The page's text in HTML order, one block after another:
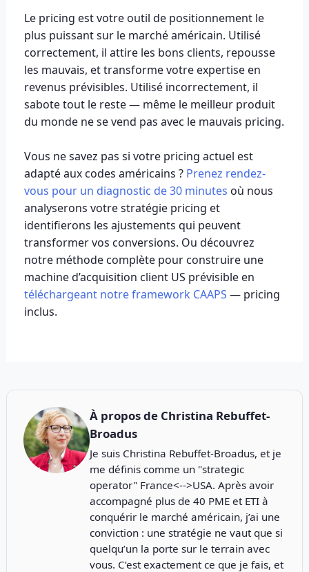
Le pricing est votre outil de positionnement le
plus puissant sur le marché américain. Utilisé
correctement, il attire les bons clients, repousse
les mauvais, et transforme votre expertise en
revenus prévisibles. Utilisé incorrectement, il
sabote tout le reste — même le meilleur produit
du monde ne se vend pas avec le mauvais pricing.
Vous ne savez pas si votre pricing actuel est
adapté aux codes américains ? Prenez rendez-
vous pour un diagnostic de 30 minutes où nous
analyserons votre stratégie pricing et
identifierons les ajustements qui peuvent
transformer vos conversions. Ou découvrez
notre méthode complète pour construire une
machine d’acquisition client US prévisible en
téléchargeant notre framework CAAPS — pricing
inclus.
À propos de Christina Rebuffet-
Broadus
Je suis Christina Rebuffet-Broadus, et je
me définis comme un "strategic
operator" France<-->USA. Après avoir
accompagné plus de 40 PME et ETI à
conquérir le marché américain, j’ai une
conviction : une stratégie ne vaut que si
quelqu’un la porte sur le terrain avec
vous. C’est exactement ce que je fais, et